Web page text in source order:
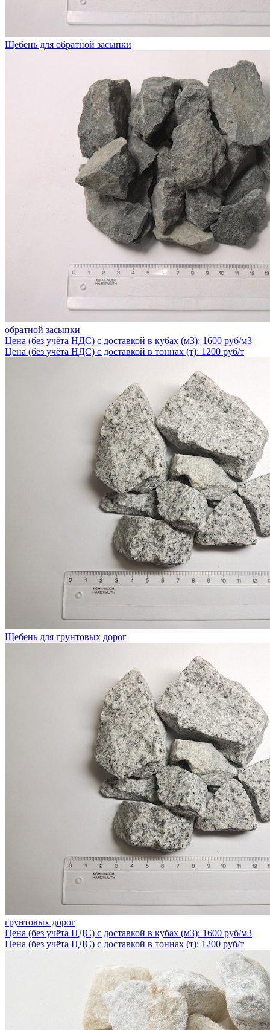
Щебень для обратной засыпки
обратной засыпки
Цена (без учёта НДС) с доставкой в кубах (м3): 1600 руб/м3
Цена (без учёта НДС) с доставкой в тоннах (т): 1200 руб/т
Щебень для грунтовых дорог
грунтовых дорог
Цена (без учёта НДС) с доставкой в кубах (м3): 1600 руб/м3
Цена (без учёта НДС) с доставкой в тоннах (т): 1200 руб/т